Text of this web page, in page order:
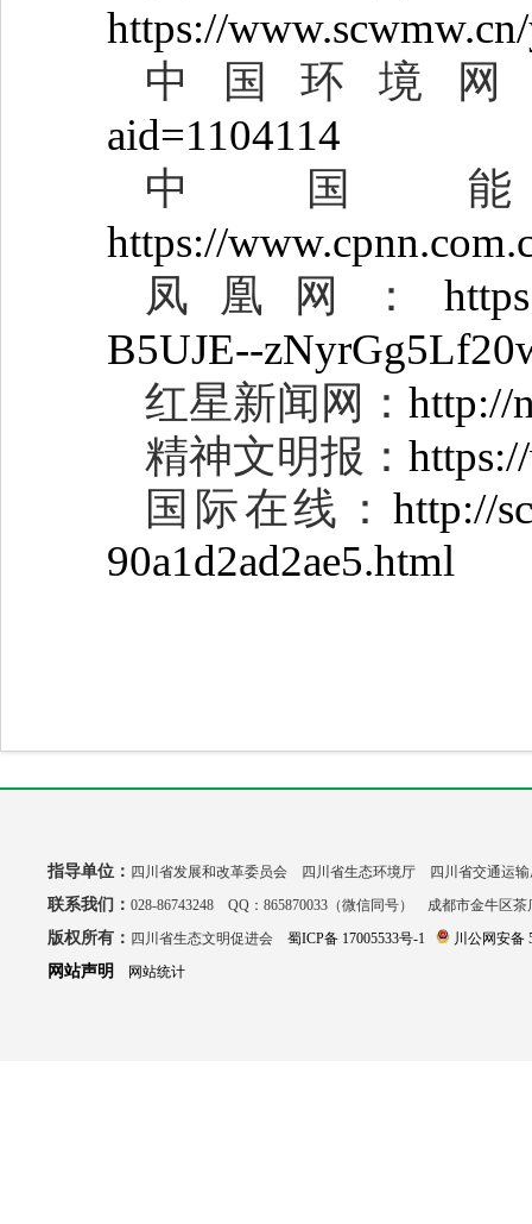
https://
中国环境
aid=1104114
中国
https://
凤凰网：
B5UJE--
红星新闻网： http://
精神文明报：
国际在线： http://
90a1d2ad2ae5.html
指导单位： 四川省发展和改革委员会 四川省生态环境厅 四川省交通运
联系我们： 028-86743248 QQ：865870033（微信同号） 成都市金牛区
版权所有： 四川省生态文明促进会 蜀ICP备 17005533号-1 川公网安备
网站声明 网站统计